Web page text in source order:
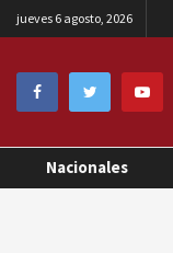
jueves 6 agosto, 2026
Nacionales